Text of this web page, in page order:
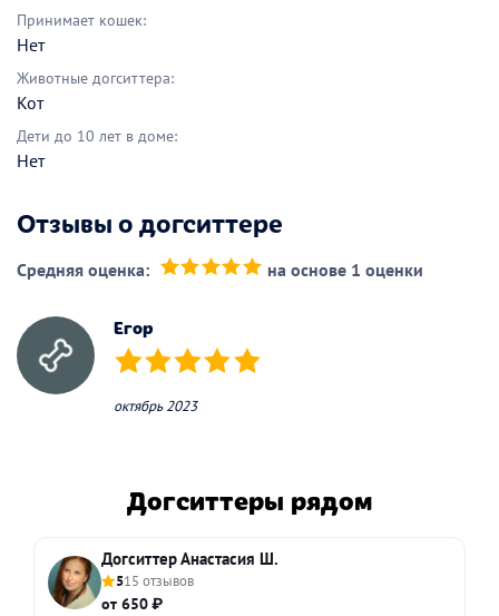
Принимает кошек:
Нет
Животные догситтера:
Кот
Дети до 10 лет в доме:
Нет
Отзывы о догситтере
Средняя оценка: на основе 1 оценки
Егор
(*) (*) (*) (*) (*)
октябрь 2023
Догситтеры рядом
Догситтер Анастасия Ш.
515 отзывов
от 650 ₽